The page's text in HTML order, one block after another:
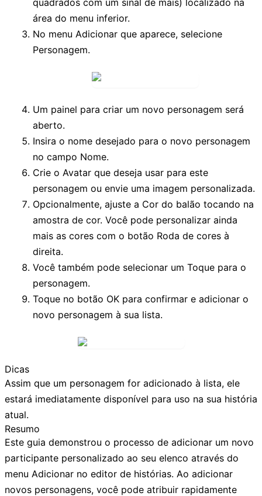
área do menu inferior.
No menu Adicionar que aparece, selecione
Personagem.
Um painel para criar um novo personagem será
aberto.
Insira o nome desejado para o novo personagem
no campo Nome.
Crie o Avatar que deseja usar para este
personagem ou envie uma imagem personalizada.
Opcionalmente, ajuste a Cor do balão tocando na
amostra de cor. Você pode personalizar ainda
mais as cores com o botão Roda de cores à
direita.
Você também pode selecionar um Toque para o
personagem.
Toque no botão OK para confirmar e adicionar o
novo personagem à sua lista.
Dicas
Assim que um personagem for adicionado à lista, ele
estará imediatamente disponível para uso na sua história
atual.
Resumo
Este guia demonstrou o processo de adicionar um novo
participante personalizado ao seu elenco através do
menu Adicionar no editor de histórias. Ao adicionar
novos personagens, você pode atribuir rapidamente